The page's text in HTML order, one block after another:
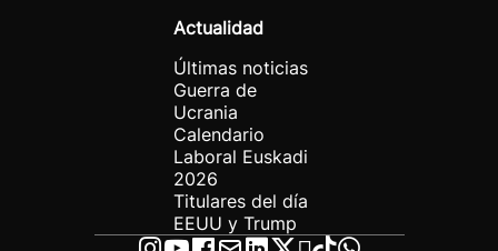
Actualidad
Últimas noticias
Guerra de
Ucrania
Calendario
Laboral Euskadi
2026
Titulares del día
EEUU y Trump